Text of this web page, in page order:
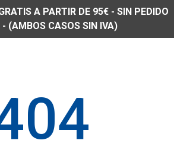
A PARTIR DE 95€ - SIN PEDIDO
(AMBOS CASOS SIN IVA)